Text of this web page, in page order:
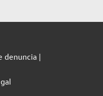
denuncia